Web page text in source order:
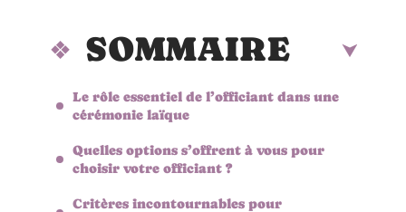
SOMMAIRE
Le rôle essentiel de l’officiant dans une
cérémonie laïque
Quelles options s’offrent à vous pour
choisir votre officiant ?
Critères incontournables pour